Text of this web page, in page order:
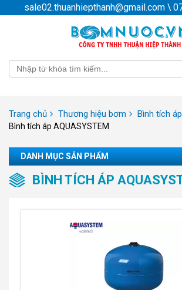
sale02.thuanhiepthanh@gmail.com \
Trang chủ Thương hiệu bơm Bình tích áp
Bình tích áp AQUASYSTEM
DANH MỤC SẢN PHẨM
BÌNH TÍCH ÁP